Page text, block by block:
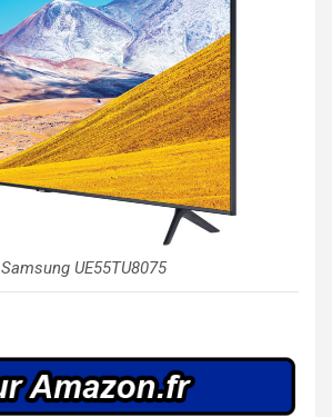
Samsung UE55TU8075